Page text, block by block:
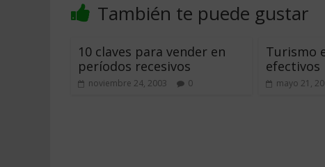
También te puede gustar
10 claves para vender en
períodos recesivos
noviembre 24, 2003 0
Turismo
efectivos
mayo 21,